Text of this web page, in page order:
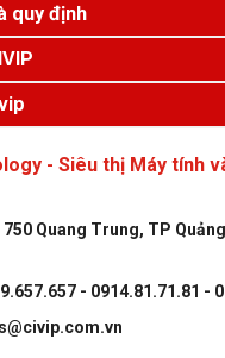
quy định
- Siêu thị Máy tính
Quang Trung, TP
- 0914.81.71.81 -